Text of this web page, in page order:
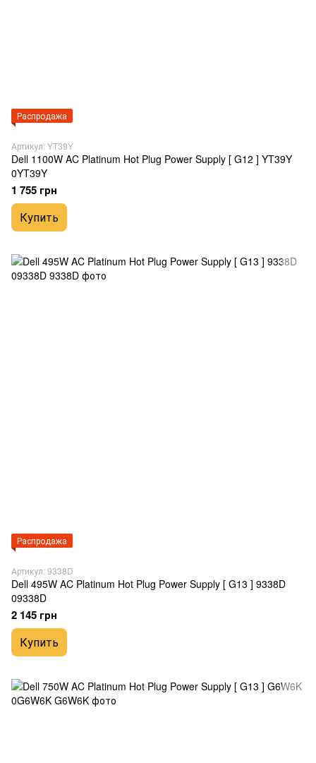
Распродажа
Артикул: YT39Y
Dell 1100W AC Platinum Hot Plug Power Supply [ G12 ] YT39Y
0YT39Y
1 755 грн
Купить
Распродажа
Артикул: 9338D
Dell 495W AC Platinum Hot Plug Power Supply [ G13 ] 9338D
09338D
2 145 грн
Купить